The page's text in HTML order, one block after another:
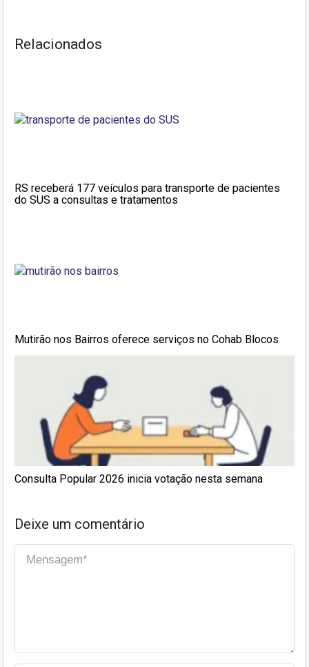
Relacionados
RS receberá 177 veículos para transporte de pacientes
do SUS a consultas e tratamentos
Mutirão nos Bairros oferece serviços no Cohab Blocos
Consulta Popular 2026 inicia votação nesta semana
Deixe um comentário